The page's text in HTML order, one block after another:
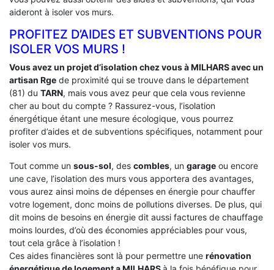
aideront à isoler vos murs.
PROFITEZ D’AIDES ET SUBVENTIONS POUR
ISOLER VOS MURS !
Vous avez un projet d’isolation chez vous à MILHARS avec un
artisan Rge de proximité qui se trouve dans le département
(81) du TARN, mais vous avez peur que cela vous revienne
cher au bout du compte ? Rassurez-vous, l’isolation
énergétique étant une mesure écologique, vous pourrez
profiter d’aides et de subventions spécifiques, notamment pour
isoler vos murs.
Tout comme un sous-sol, des combles, un garage ou encore
une cave, l’isolation des murs vous apportera des avantages,
vous aurez ainsi moins de dépenses en énergie pour chauffer
votre logement, donc moins de pollutions diverses. De plus, qui
dit moins de besoins en énergie dit aussi factures de chauffage
moins lourdes, d’où des économies appréciables pour vous,
tout cela grâce à l’isolation !
Ces aides financières sont là pour permettre une rénovation